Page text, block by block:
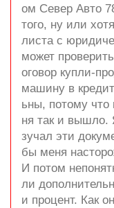
ом Север Авто
того, ну или
листа с
может
оговор купли-
машину в
ьны, потому что
ня так и вышло.
зучал эти
бы меня
И потом
ли
и процент. Как